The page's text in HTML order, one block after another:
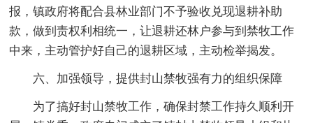
报，镇政府将配合县林业部门不予验收兑现退耕补助
款，做到责权利相统一，让退耕还林户参与到禁牧工作
中来，主动管护好自己的退耕区域，主动检举揭发。
六、加强领导，提供封山禁牧强有力的组织保障
为了搞好封山禁牧工作，确保封禁工作持久顺利开